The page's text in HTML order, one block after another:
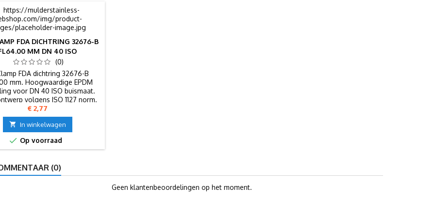
FDA DICHTRING 32676-B
MM DN 40 ISO
(0)
FDA dichtring 32676-B
mm. Hoogwaardige EPDM
voor DN 40 ISO buismaat.
volgens ISO 1127 norm.
Prijs
€ 2,77
 In winkelwagen
 Op voorraad
(0)
Geen klantenbeoordelingen op het moment.